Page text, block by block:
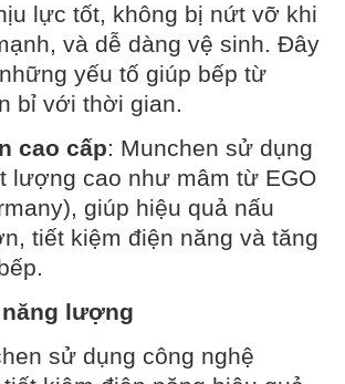
lực tốt, không bị nứt vỡ khi
và dễ dàng vệ sinh. Đây
yếu tố giúp bếp từ
bỉ với thời gian.
cao cấp: Munchen sử dụng
lượng cao như mâm từ EGO
giúp hiệu quả nấu
tiết kiệm điện năng và tăng
lượng
sử dụng công nghệ